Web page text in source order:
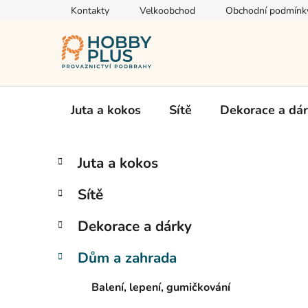
Kontakty Velkoobchod Obchodní
Juta a kokos Sítě Dekorace a
P
s
r
n
Přeskočit
kategorie
K
a
e
o
i
Juta a kokos
Sítě
Dekorace a dárky
Dům a zahrada
Balení, lepení, gumičkování